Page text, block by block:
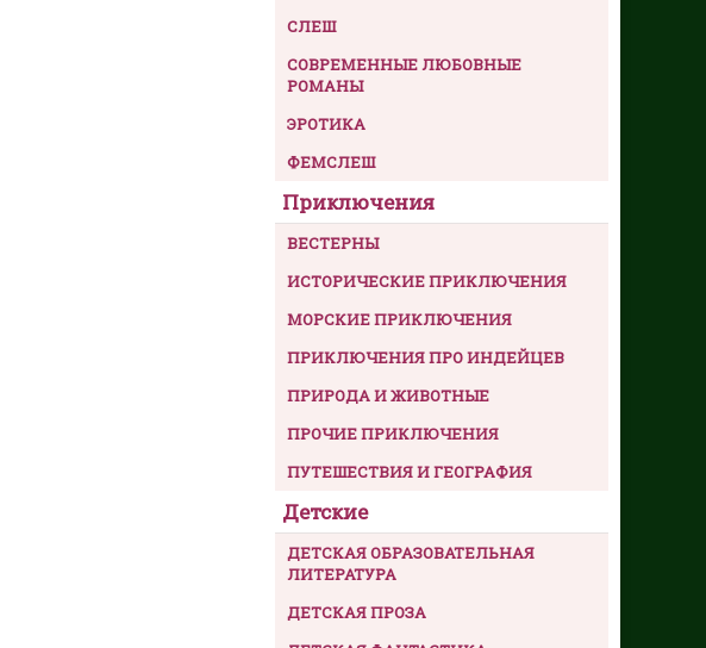
СЛЕШ
СОВРЕМЕННЫЕ ЛЮБОВНЫЕ
РОМАНЫ
ЭРОТИКА
ФЕМСЛЕШ
Приключения
ВЕСТЕРНЫ
ИСТОРИЧЕСКИЕ ПРИКЛЮЧЕНИЯ
МОРСКИЕ ПРИКЛЮЧЕНИЯ
ПРИКЛЮЧЕНИЯ ПРО ИНДЕЙЦЕВ
ПРИРОДА И ЖИВОТНЫЕ
ПРОЧИЕ ПРИКЛЮЧЕНИЯ
ПУТЕШЕСТВИЯ И ГЕОГРАФИЯ
Детские
ДЕТСКАЯ ОБРАЗОВАТЕЛЬНАЯ
ЛИТЕРАТУРА
ДЕТСКАЯ ПРОЗА